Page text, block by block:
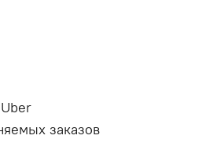
заказов